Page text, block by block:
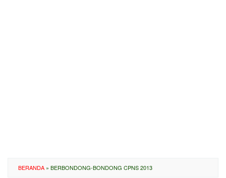
BERANDA » BERBONDONG-BONDONG CPNS 2013